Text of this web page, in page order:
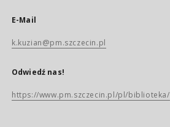
E-Mail
k.kuzian@pm.szczecin.pl
Odwiedź nas!
https://www.pm.szczecin.pl/pl/biblioteka/